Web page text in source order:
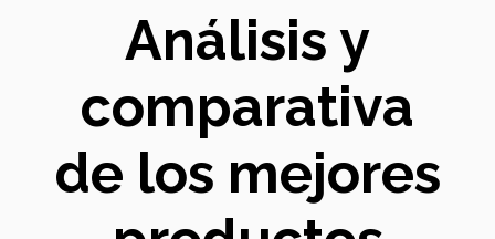
Análisis y
comparativa
de los mejores